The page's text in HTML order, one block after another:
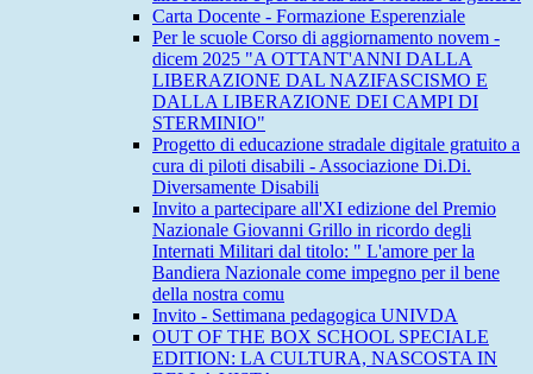
Carta Docente - Formazione Esperenziale
Per le scuole Corso di aggiornamento novem -
dicem 2025 "A OTTANT'ANNI DALLA
LIBERAZIONE DAL NAZIFASCISMO E
DALLA LIBERAZIONE DEI CAMPI DI
STERMINIO"
Progetto di educazione stradale digitale gratuito a
cura di piloti disabili - Associazione Di.Di.
Diversamente Disabili
Invito a partecipare all'XI edizione del Premio
Nazionale Giovanni Grillo in ricordo degli
Internati Militari dal titolo: " L'amore per la
Bandiera Nazionale come impegno per il bene
della nostra comu
Invito - Settimana pedagogica UNIVDA
OUT OF THE BOX SCHOOL SPECIALE
EDITION: LA CULTURA, NASCOSTA IN